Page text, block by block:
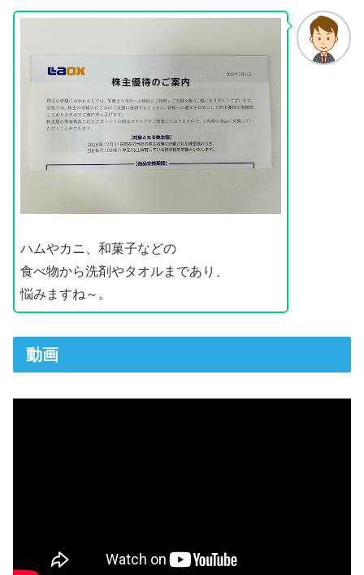
ハムやカニ、和菓子などの
食べ物から洗剤やタオルまであり、
悩みますね～。
動画